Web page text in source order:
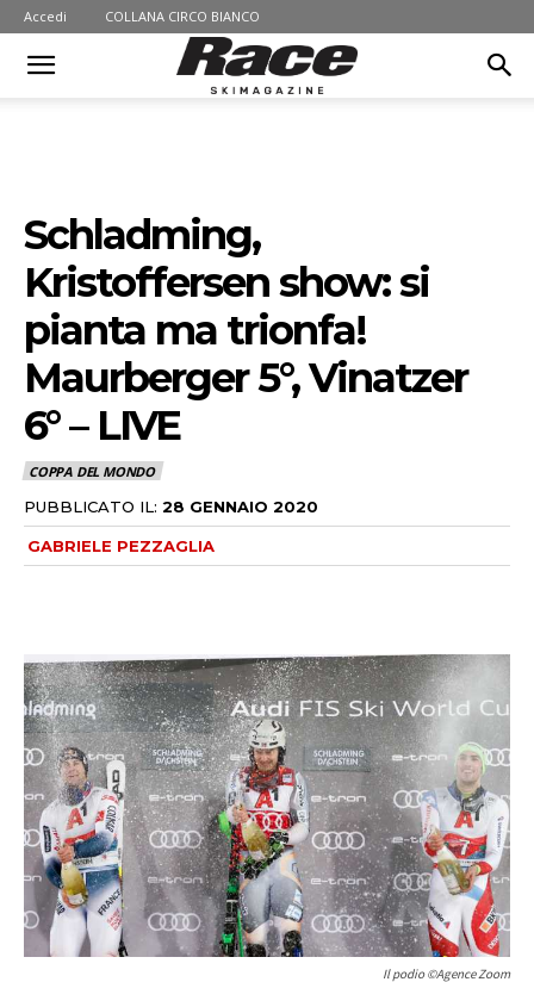
Accedi COLLANA CIRCO BIANCO
Schladming,
Kristoffersen show: si
pianta ma trionfa!
Maurberger 5°, Vinatzer
6° – LIVE
COPPA DEL MONDO
PUBBLICATO IL: 28 GENNAIO 2020
GABRIELE PEZZAGLIA
Il podio ©Agence Zoom